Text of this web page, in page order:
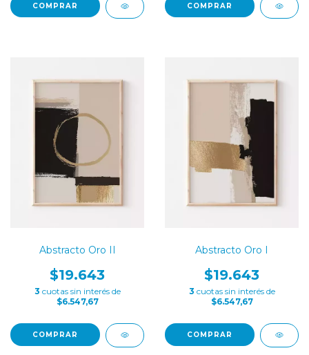
COMPRAR COMPRAR
Abstracto Oro II
$19.643
3 cuotas sin interés de
$6.547,67
COMPRAR
Abstracto Oro I
$19.643
3 cuotas sin interés de
$6.547,67
COMPRAR